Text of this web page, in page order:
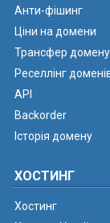
Анти-фішинг
Ціни на домени
Трансфер домену
Реселлінг
API
Backorder
Історія домену
ХОСТИНГ
Хостинг